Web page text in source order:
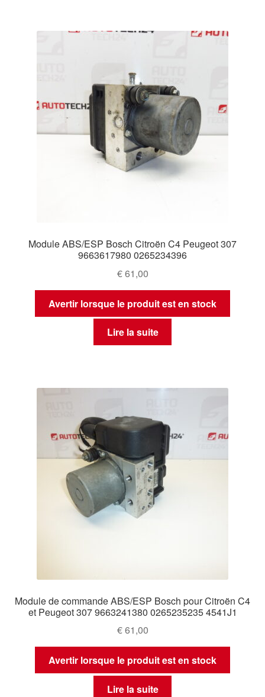
Module ABS/ESP Bosch Citroën C4 Peugeot 307
9663617980 0265234396
€61,00
Avertir lorsque le produit est en stock
Lire la suite
Module de commande ABS/ESP Bosch pour Citroën C4
et Peugeot 307 9663241380 0265235235 4541J1
€61,00
Avertir lorsque le produit est en stock
Lire la suite